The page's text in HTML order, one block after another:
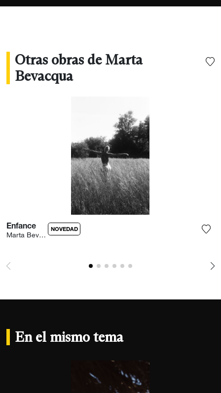
Otras obras de Marta
Bevacqua
Enfance
Marta Bevacqua
NOVEDAD
En el mismo tema